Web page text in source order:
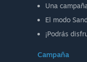
Una
El modo
¡Podrás
Campaña